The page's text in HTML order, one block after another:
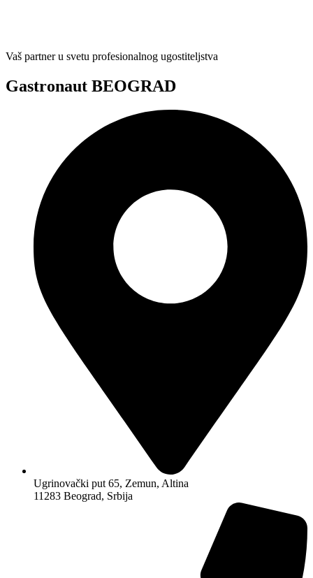
Vaš partner u svetu profesionalnog ugostiteljstva
Gastronaut BEOGRAD
Ugrinovački put 65, Zemun, Altina
11283 Beograd, Srbija